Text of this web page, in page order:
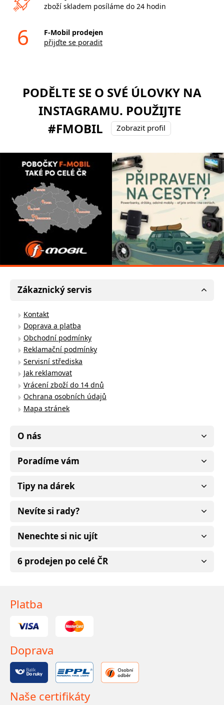
zboží skladem posíláme do 24 hodin
6
F-Mobil prodejen
přijďte se poradit
PODĚLTE SE O SVÉ ÚLOVKY NA
INSTAGRAMU. POUŽIJTE
#FMOBIL
Zobrazit profil
Zákaznický servis
Kontakt
Doprava a platba
Obchodní podmínky
Reklamační podmínky
Servisní střediska
Jak reklamovat
Vrácení zboží do 14 dnů
Ochrana osobních údajů
Mapa stránek
O nás
Poradíme vám
Tipy na dárek
Nevíte si rady?
Nenechte si nic ujít
6 prodejen po celé ČR
Platba
Doprava
Naše certifikáty